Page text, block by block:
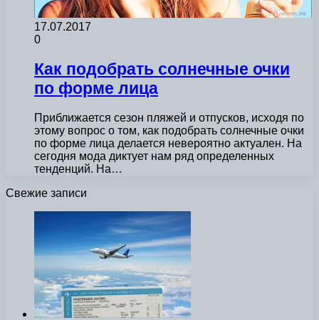
17.07.2017
0
Как подобрать солнечные очки
по форме лица
Приближается сезон пляжей и отпусков, исходя по
этому вопрос о том, как подобрать солнечные очки
по форме лица делается невероятно актуален. На
сегодня мода диктует нам ряд определенных
тенденций. На…
Свежие записи